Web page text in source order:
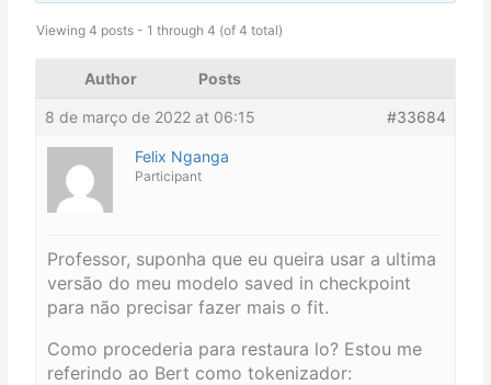
Viewing 4 posts - 1 through 4 (of 4 total)
Author Posts
8 de março de 2022 at 06:15 #33684
Felix Nganga
Participant
Professor, suponha que eu queira usar a ultima
versão do meu modelo saved in checkpoint
para não precisar fazer mais o fit.
Como procederia para restaura lo? Estou me
referindo ao Bert como tokenizador: